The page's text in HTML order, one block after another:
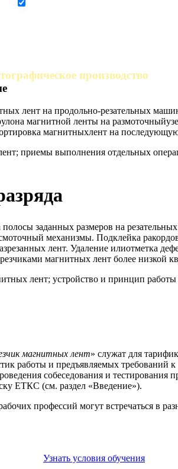
производство
лент на продольно-резательных
магнитной ленты на
магнитныхлент на
приемы выполнения отдельных
заданных размеров на
механизмы. Подклейка
лент. Удаление илиотметка
магнитных лент более низкой
лент; устройство и принцип
магнитных лент» служат для
работы и предъявляемых требований
собеседования и
ЕТКС (см. раздел «Введение»).
профессий могут встречаться в
Узнать условия обучения